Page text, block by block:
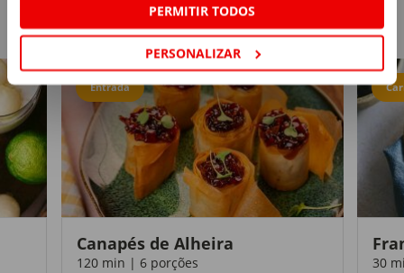
PERMITIR TODOS
PERSONALIZAR
Receitas
Entrada
Canapés de Alheira
120 min | 6 porções 30